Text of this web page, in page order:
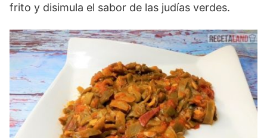
frito y disimula el sabor de las judías verdes.